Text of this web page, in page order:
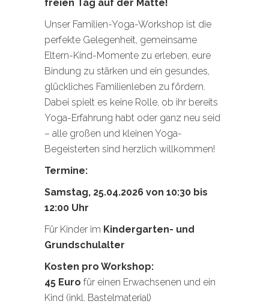
freien Tag auf der Matte!
Unser Familien-Yoga-Workshop ist die
perfekte Gelegenheit, gemeinsame
Eltern-Kind-Momente zu erleben, eure
Bindung zu stärken und ein gesundes,
glückliches Familienleben zu fördern.
Dabei spielt es keine Rolle, ob ihr bereits
Yoga-Erfahrung habt oder ganz neu seid
– alle großen und kleinen Yoga-
Begeisterten sind herzlich willkommen!
Termine:
Samstag, 25.04.2026 von 10:30 bis
12:00 Uhr
Für Kinder im Kindergarten- und
Grundschulalter
Kosten pro Workshop:
45 Euro für einen Erwachsenen und ein
Kind (inkl. Bastelmaterial)